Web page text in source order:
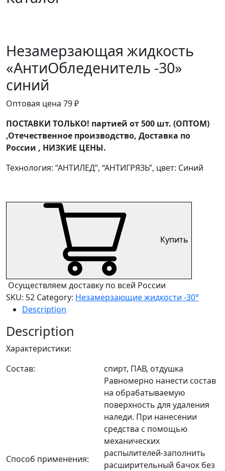
Незамерзающая жидкость
«АнтиОбледенитель -30»
синий
Оптовая цена 79₽
ПОСТАВКИ ТОЛЬКО! партией от 500 шт. (ОПТОМ)
,Отечественное производство, Доставка по
России , НИЗКИЕ ЦЕНЫ.
Технология: “АНТИЛЕД”, “АНТИГРЯЗЬ”, цвет: Синий
Купить
Осуществляем доставку по всей России
SKU: 52 Category: Незамерзающие жидкости -30°
Description
Description
Характеристики:
Состав:
спирт, ПАВ, отдушка
Способ применения:
Равномерно нанести состав
на обрабатываемую
поверхность для удаления
наледи. При нанесении
средства с помощью
механических
распылителей-заполнить
расширительный бачок без